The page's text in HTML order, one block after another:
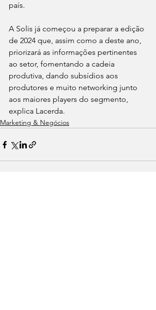
país.
A Solis já começou a preparar a edição
de 2024 que, assim como a deste ano,
priorizará as informações pertinentes
ao setor, fomentando a cadeia
produtiva, dando subsídios aos
produtores e muito networking junto
aos maiores players do segmento,
explica Lacerda.
Marketing & Negócios